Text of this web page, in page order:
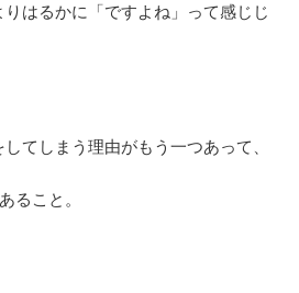
はるかに「ですよね」って感じじ
てしまう理由がもう一つあって、
ること。